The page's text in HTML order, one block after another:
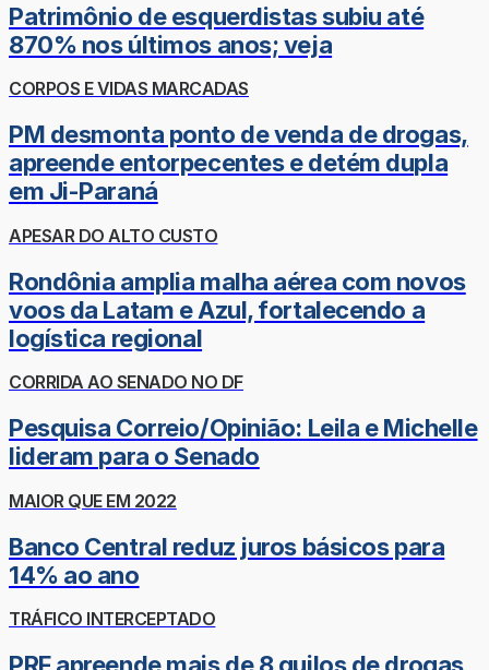
Patrimônio de esquerdistas subiu até
870% nos últimos anos; veja
CORPOS E VIDAS MARCADAS
PM desmonta ponto de venda de drogas,
apreende entorpecentes e detém dupla
em Ji-Paraná
APESAR DO ALTO CUSTO
Rondônia amplia malha aérea com novos
voos da Latam e Azul, fortalecendo a
logística regional
CORRIDA AO SENADO NO DF
Pesquisa Correio/Opinião: Leila e Michelle
lideram para o Senado
MAIOR QUE EM 2022
Banco Central reduz juros básicos para
14% ao ano
TRÁFICO INTERCEPTADO